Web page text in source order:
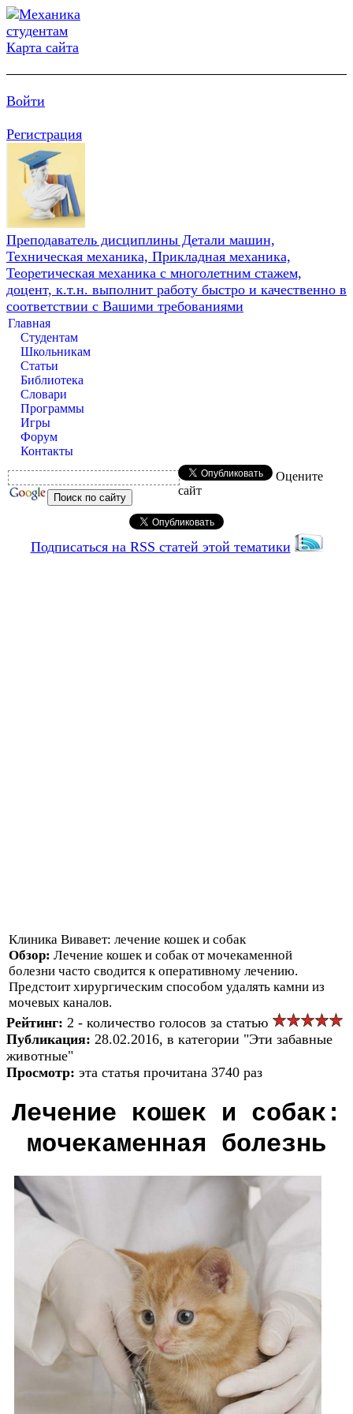
Карта сайта
Войти
Регистрация
Преподаватель дисциплины Детали машин,
Техническая механика, Прикладная механика,
Теоретическая механика с многолетним стажем,
доцент, к.т.н. выполнит работу быстро и качественно в
соответствии с Вашими требованиями
Главная
Студентам
Школьникам
Статьи
Библиотека
Словари
Программы
Игры
Форум
Контакты
Оцените
сайт
Подписаться на RSS статей этой тематики
Клиника Вивавет: лечение кошек и собак
Обзор: Лечение кошек и собак от мочекаменной
болезни часто сводится к оперативному лечению.
Предстоит хирургическим способом удалять камни из
мочевых каналов.
Рейтинг: 2 - количество голосов за статью
Публикация: 28.02.2016, в категории "Эти забавные
животные"
Просмотр: эта статья прочитана 3740 раз
Лечение кошек и собак:
мочекаменная болезнь